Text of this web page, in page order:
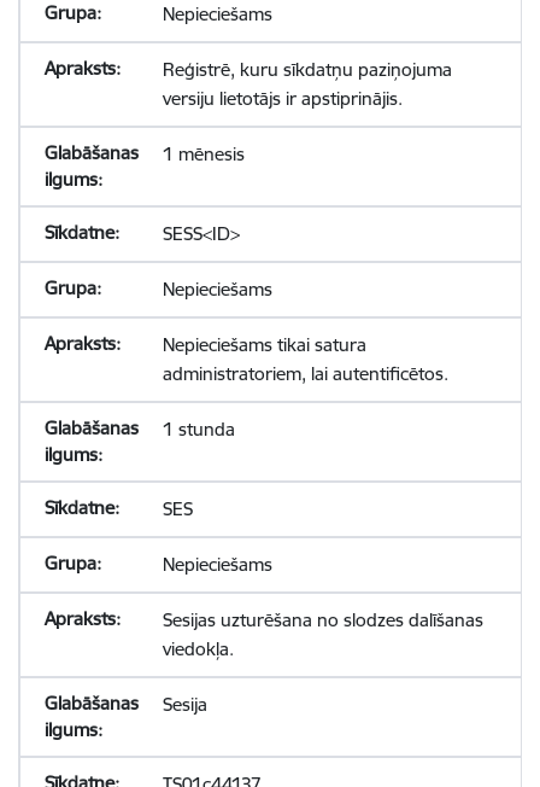
Nepieciešams
Reģistrē, kuru sīkdatņu paziņojuma
versiju lietotājs ir apstiprinājis.
1 mēnesis
SESS<ID>
Nepieciešams
Nepieciešams tikai satura
administratoriem, lai autentificētos.
1 stunda
SES
Nepieciešams
Sesijas uzturēšana no slodzes dalīšanas
viedokļa.
Sesija